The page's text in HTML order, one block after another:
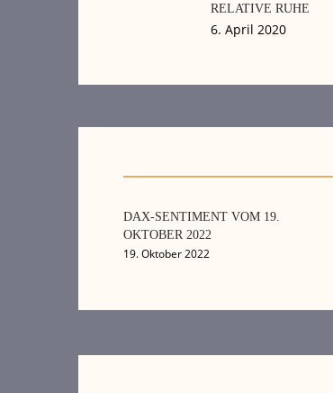
RELATIVE RUHE
6. April 2020
DAX-SENTIMENT VOM 19.
OKTOBER 2022
19. Oktober 2022